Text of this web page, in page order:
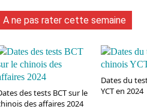
A ne pas rater cette semaine
des tests BCT sur le
des affaires 2024
Dates du
YCT en 2024